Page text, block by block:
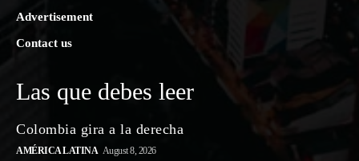
Advertisement
Contact us
Las que debes leer
Colombia gira a la derecha
AMÉRICA LATINA August 8, 2026